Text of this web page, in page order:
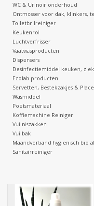
Cleaning-producten
Relatiegeschenken
Koffiemachines
Verpakking
Kantoorbenodigdheden
Batterijen
Corona
WC & Urinoir onderhoud
Ontmosser voor dak, klinkers,
Toiletbrilreiniger
Keukenrol
Luchtverfrisser
Vaatwasproducten
Dispensers
Desinfectiemiddel keuken,
Ecolab producten
Servetten, Bestekzakjes &
Wasmiddel
Poetsmateriaal
Koffiemachine Reiniger
Vuilniszakken
Vuilbak
Maandverband hygiënisch bio
Sanitairreiniger